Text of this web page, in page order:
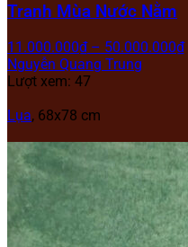
Tranh Mùa Nước Nằm
11.000.000₫ – 50.000.000₫
Nguyễn Quang Trung
Lượt xem: 47
Lụa, 68x78 cm